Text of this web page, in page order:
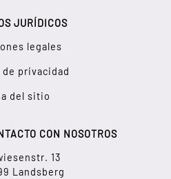
JURÍDICOS
legales
privacidad
del sitio
CON NOSOTROS
13
Landsberg